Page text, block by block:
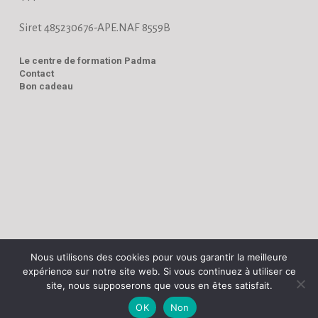
Siret 485230676-APE.NAF 8559B
Le centre de formation Padma
Contact
Bon cadeau
Nous utilisons des cookies pour vous garantir la meilleure
expérience sur notre site web. Si vous continuez à utiliser ce
site, nous supposerons que vous en êtes satisfait.
OK
Non